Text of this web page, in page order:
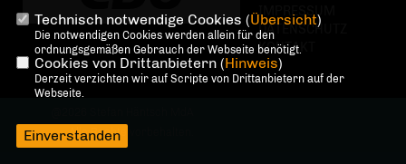
IMPRESSUM
DATENSCHUTZ
KONTAKT
Alle Rechte vorbehalten.
Technisch notwendige Cookies (Übersicht)
Die notwendigen Cookies werden allein für den
ordnungsgemäßen Gebrauch der Webseite benötigt.
Cookies von Drittanbietern (Hinweis)
Derzeit verzichten wir auf Scripte von Drittanbietern auf der
Webseite.
Einverstanden